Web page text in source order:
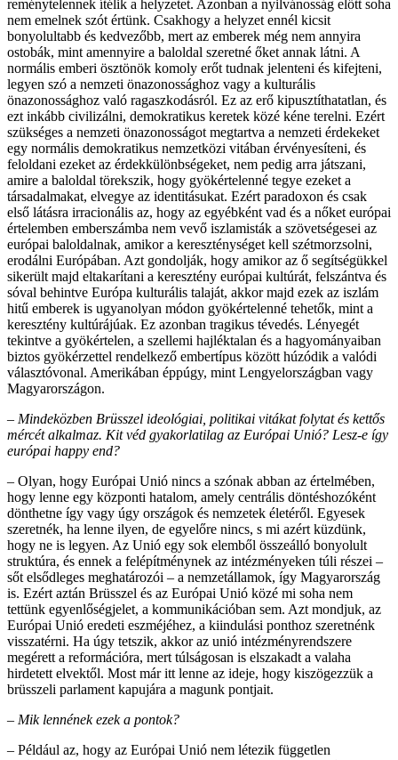
reménytelennek ítélik a helyzetet. Azonban a nyilvánosság előtt soha
nem emelnek szót értünk. Csakhogy a helyzet ennél kicsit
bonyolultabb és kedvezőbb, mert az emberek még nem annyira
ostobák, mint amennyire a baloldal szeretné őket annak látni. A
normális emberi ösztönök komoly erőt tudnak jelenteni és kifejteni,
legyen szó a nemzeti önazonossághoz vagy a kulturális
önazonossághoz való ragaszkodásról. Ez az erő kipusztíthatatlan, és
ezt inkább civilizálni, demokratikus keretek közé kéne terelni. Ezért
szükséges a nemzeti önazonosságot megtartva a nemzeti érdekeket
egy normális demokratikus nemzetközi vitában érvényesíteni, és
feloldani ezeket az érdekkülönbségeket, nem pedig arra játszani,
amire a baloldal törekszik, hogy gyökértelenné tegye ezeket a
társadalmakat, elvegye az identitásukat. Ezért paradoxon és csak
első látásra irracionális az, hogy az egyébként vad és a nőket európai
értelemben emberszámba nem vevő iszlamisták a szövetségesei az
európai baloldalnak, amikor a kereszténységet kell szétmorzsolni,
erodálni Európában. Azt gondolják, hogy amikor az ő segítségükkel
sikerült majd eltakarítani a keresztény európai kultúrát, felszántva és
sóval behintve Európa kulturális talaját, akkor majd ezek az iszlám
hitű emberek is ugyanolyan módon gyökértelenné tehetők, mint a
keresztény kultúrájúak. Ez azonban tragikus tévedés. Lényegét
tekintve a gyökértelen, a szellemi hajléktalan és a hagyományaiban
biztos gyökérzettel rendelkező embertípus között húzódik a valódi
választóvonal. Amerikában éppúgy, mint Lengyelországban vagy
Magyarországon.
– Mindeközben Brüsszel ideológiai, politikai vitákat folytat és kettős
mércét alkalmaz. Kit véd gyakorlatilag az Európai Unió? Lesz-e így
európai happy end?
– Olyan, hogy Európai Unió nincs a szónak abban az értelmében,
hogy lenne egy központi hatalom, amely centrális döntéshozóként
dönthetne így vagy úgy országok és nemzetek életéről. Egyesek
szeretnék, ha lenne ilyen, de egyelőre nincs, s mi azért küzdünk,
hogy ne is legyen. Az Unió egy sok elemből összeálló bonyolult
struktúra, és ennek a felépítménynek az intézményeken túli részei –
sőt elsődleges meghatározói – a nemzetállamok, így Magyarország
is. Ezért aztán Brüsszel és az Európai Unió közé mi soha nem
tettünk egyenlőségjelet, a kommunikációban sem. Azt mondjuk, az
Európai Unió eredeti eszméjéhez, a kiindulási ponthoz szeretnénk
visszatérni. Ha úgy tetszik, akkor az unió intézményrendszere
megérett a reformációra, mert túlságosan is elszakadt a valaha
hirdetett elvektől. Most már itt lenne az ideje, hogy kiszögezzük a
brüsszeli parlament kapujára a magunk pontjait.
– Mik lennének ezek a pontok?
– Például az, hogy az Európai Unió nem létezik független